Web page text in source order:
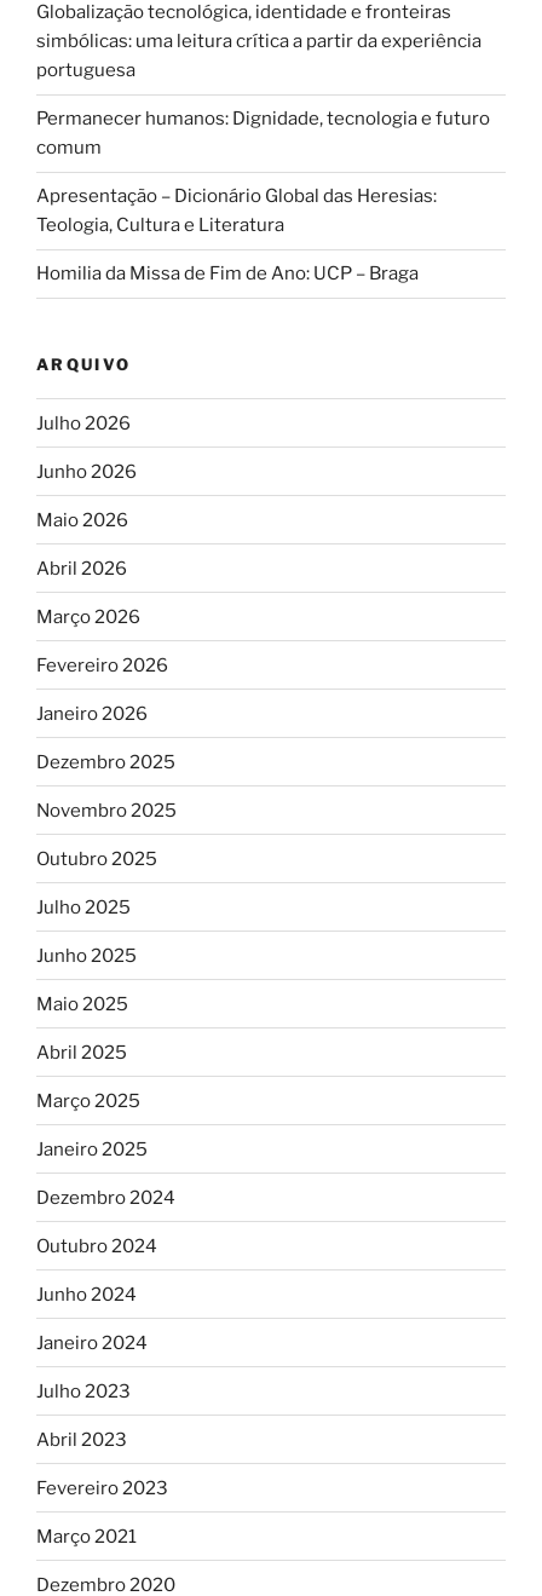
Globalização tecnológica, identidade e fronteiras
simbólicas: uma leitura crítica a partir da experiência
portuguesa
Permanecer humanos: Dignidade, tecnologia e futuro
comum
Apresentação – Dicionário Global das Heresias:
Teologia, Cultura e Literatura
Homilia da Missa de Fim de Ano: UCP – Braga
ARQUIVO
Julho 2026
Junho 2026
Maio 2026
Abril 2026
Março 2026
Fevereiro 2026
Janeiro 2026
Dezembro 2025
Novembro 2025
Outubro 2025
Julho 2025
Junho 2025
Maio 2025
Abril 2025
Março 2025
Janeiro 2025
Dezembro 2024
Outubro 2024
Junho 2024
Janeiro 2024
Julho 2023
Abril 2023
Fevereiro 2023
Março 2021
Dezembro 2020